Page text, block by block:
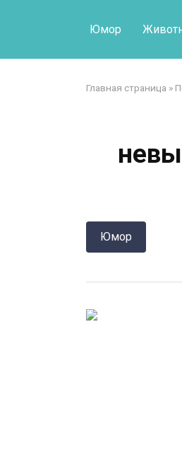
Юмор
Главная страница »
Юмор